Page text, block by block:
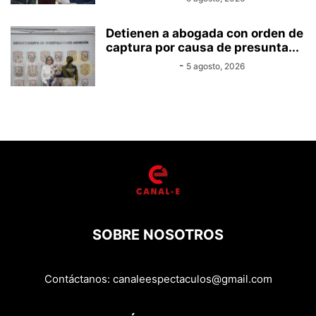
Detienen a abogada con orden de
captura por causa de presunta...
- 5 agosto, 2026
SOBRE NOSOTROS
Contáctanos: canaleespectaculos@gmail.com